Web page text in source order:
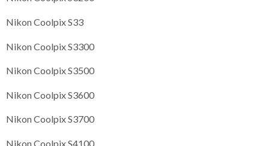
Nikon Coolpix S33
Nikon Coolpix S3300
Nikon Coolpix S3500
Nikon Coolpix S3600
Nikon Coolpix S3700
Nikon Coolpix S4100